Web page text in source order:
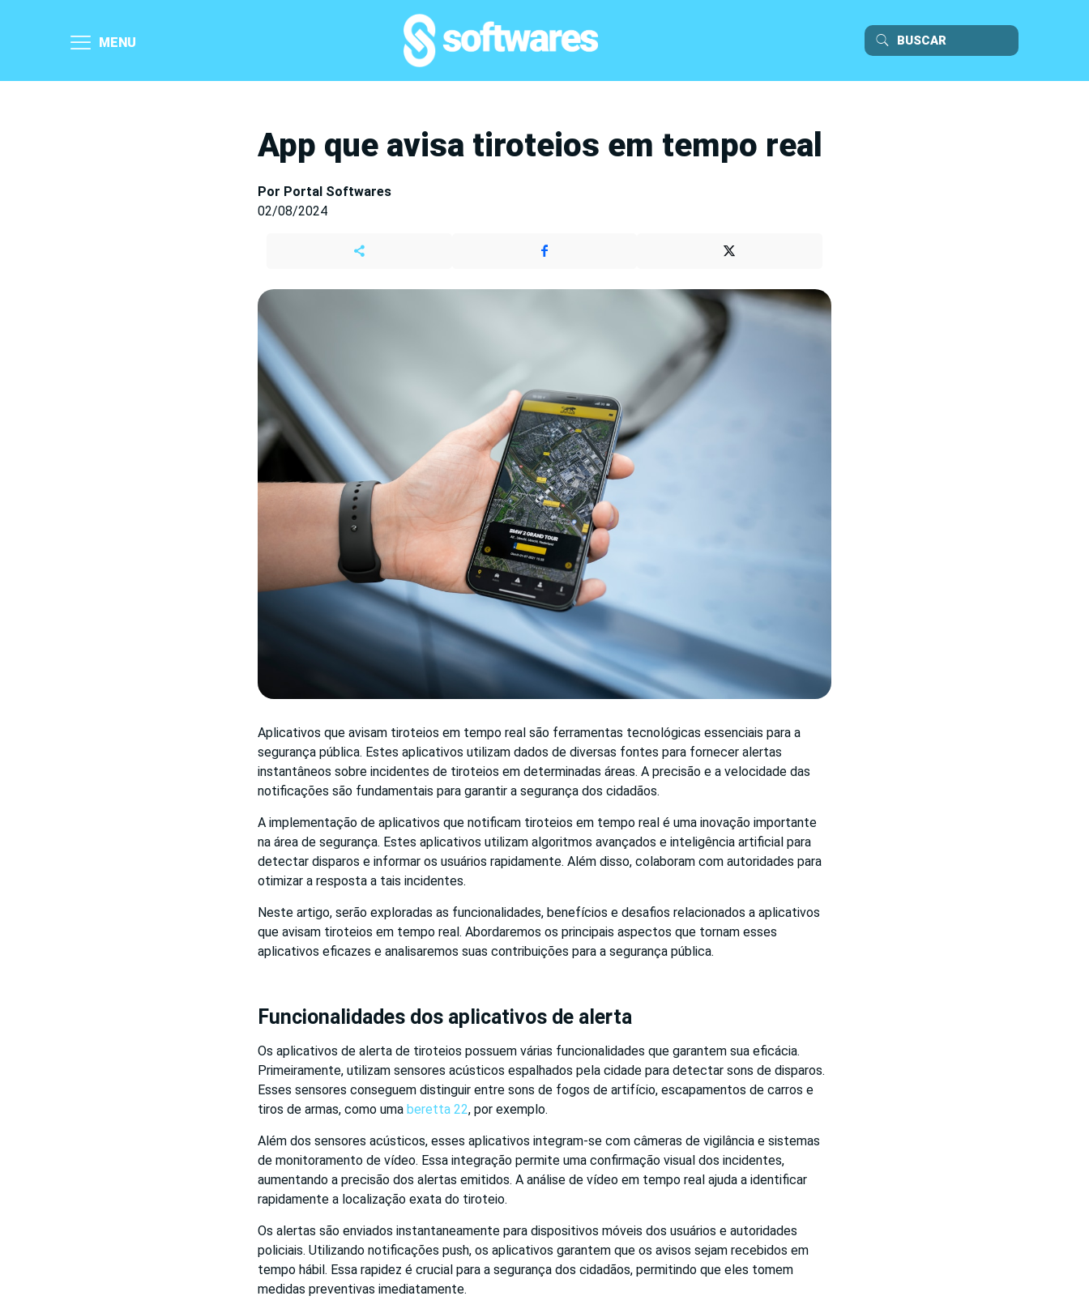
MENU
App que avisa tiroteios em tempo real
Por Portal Softwares
02/08/2024
Aplicativos que avisam tiroteios em tempo real são ferramentas tecnológicas essenciais para a
segurança pública. Estes aplicativos utilizam dados de diversas fontes para fornecer alertas
instantâneos sobre incidentes de tiroteios em determinadas áreas. A precisão e a velocidade das
notificações são fundamentais para garantir a segurança dos cidadãos.
A implementação de aplicativos que notificam tiroteios em tempo real é uma inovação importante
na área de segurança. Estes aplicativos utilizam algoritmos avançados e inteligência artificial para
detectar disparos e informar os usuários rapidamente. Além disso, colaboram com autoridades para
otimizar a resposta a tais incidentes.
Neste artigo, serão exploradas as funcionalidades, benefícios e desafios relacionados a aplicativos
que avisam tiroteios em tempo real. Abordaremos os principais aspectos que tornam esses
aplicativos eficazes e analisaremos suas contribuições para a segurança pública.
Funcionalidades dos aplicativos de alerta
Os aplicativos de alerta de tiroteios possuem várias funcionalidades que garantem sua eficácia.
Primeiramente, utilizam sensores acústicos espalhados pela cidade para detectar sons de disparos.
Esses sensores conseguem distinguir entre sons de fogos de artifício, escapamentos de carros e
tiros de armas, como uma beretta 22, por exemplo.
Além dos sensores acústicos, esses aplicativos integram-se com câmeras de vigilância e sistemas
de monitoramento de vídeo. Essa integração permite uma confirmação visual dos incidentes,
aumentando a precisão dos alertas emitidos. A análise de vídeo em tempo real ajuda a identificar
rapidamente a localização exata do tiroteio.
Os alertas são enviados instantaneamente para dispositivos móveis dos usuários e autoridades
policiais. Utilizando notificações push, os aplicativos garantem que os avisos sejam recebidos em
tempo hábil. Essa rapidez é crucial para a segurança dos cidadãos, permitindo que eles tomem
medidas preventivas imediatamente.